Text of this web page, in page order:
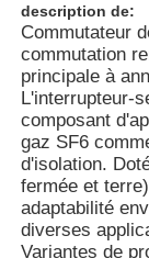
description de:
Commutateur
commutation
principale à
L'interrupteur-
composant
gaz SF6
d'isolation.
fermée et
adaptabilité
diverses
Variantes de